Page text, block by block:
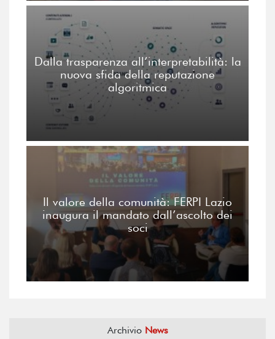
Dalla trasparenza all’interpretabilità: la
nuova sfida della reputazione
algoritmica
Il valore della comunità: FERPI Lazio
inaugura il mandato dall’ascolto dei
soci
Archivio News